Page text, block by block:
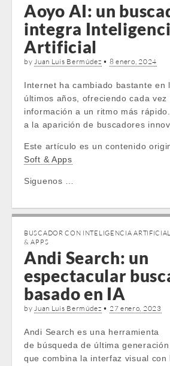
Aoyo AI: un
integra
Artificial
byJuan Luis Bermúdez • 8 enero, 2024
Internet ha cambiado bastante en
últimos años, ofreciendo cada vez
información a un ritmo más
a la aparición de buscadores
Este artículo es un contenido
Soft & Apps
Siguenos …
BUSCADOR CON INTELIGENCIA
& APPS
Andi Search: un
espectacular
basado en IA
byJuan Luis Bermúdez • 27 enero, 2023
Andi Search es una herramienta
de búsqueda de última generación
que combina la interfaz visual con